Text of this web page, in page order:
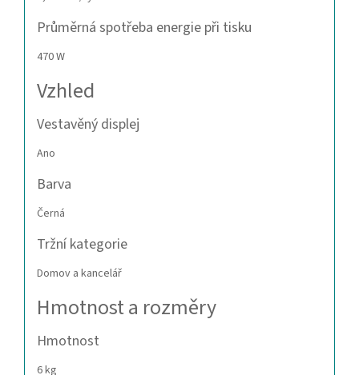
Průměrná spotřeba energie při tisku
470 W
Vzhled
Vestavěný displej
Ano
Barva
Černá
Tržní kategorie
Domov a kancelář
Hmotnost a rozměry
Hmotnost
6 kg